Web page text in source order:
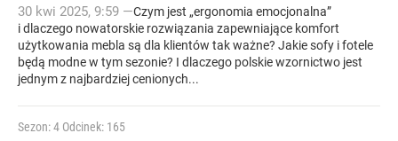
30 kwi 2025, 9:59 —Czym jest „ergonomia emocjonalna”
i dlaczego nowatorskie rozwiązania zapewniające komfort
użytkowania mebla są dla klientów tak ważne? Jakie sofy i fotele
będą modne w tym sezonie? I dlaczego polskie wzornictwo jest
jednym z najbardziej cenionych...
Sezon: 4 Odcinek: 165